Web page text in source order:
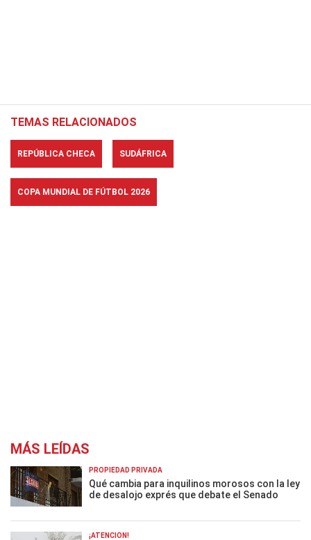
TEMAS RELACIONADOS
REPÚBLICA CHECA SUDÁFRICA
COPA MUNDIAL DE FÚTBOL 2026
MÁS LEÍDAS
PROPIEDAD PRIVADA
Qué cambia para inquilinos morosos con la ley
de desalojo exprés que debate el Senado
¡ATENCIÓN!